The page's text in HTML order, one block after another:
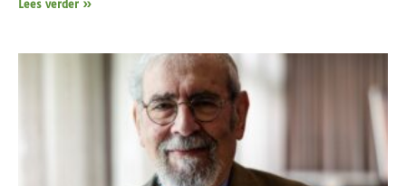
Lees verder »